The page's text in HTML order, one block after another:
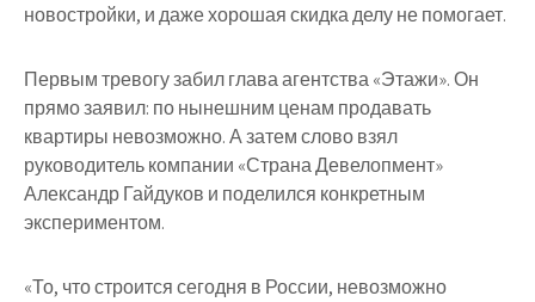
новостройки, и даже хорошая скидка делу не помогает.
Первым тревогу забил глава агентства «Этажи». Он
прямо заявил: по нынешним ценам продавать
квартиры невозможно. А затем слово взял
руководитель компании «Страна Девелопмент»
Александр Гайдуков и поделился конкретным
экспериментом.
«То, что строится сегодня в России, невозможно